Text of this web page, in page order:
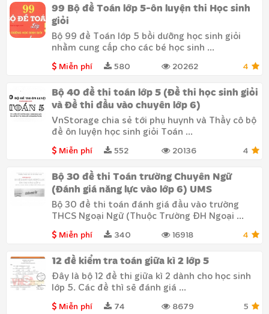
99 Bộ đề Toán lớp 5-ôn luyện thi Học sinh
giỏi
Bộ 99 đề Toán lớp 5 bồi dưỡng học sinh giỏi
nhằm cung cấp cho các bé học sinh ...
Miễn phí 580 20262 4
Bộ 40 đề thi toán lớp 5 (Đề thi học sinh giỏi
và Đề thi đầu vào chuyên lớp 6)
VnStorage chia sẻ tới phụ huynh và Thầy cô bộ
đề ôn luyện học sinh giỏi Toán ...
Miễn phí 552 20136 4
Bộ 30 đề thi Toán trường Chuyên Ngữ
(Đánh giá năng lực vào lớp 6) UMS
Bộ 30 đề thi toán đánh giá đầu vào trường
THCS Ngoại Ngữ (Thuộc Trường ĐH Ngoại ...
Miễn phí 340 16918 4
12 đề kiểm tra toán giữa kì 2 lớp 5
Đây là bộ 12 đề thi giữa kì 2 dành cho học sinh
lớp 5. Các đề thì sẽ đánh giá ...
Miễn phí 74 8679 5